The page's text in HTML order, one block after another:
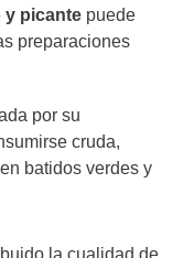
y picante puede
preparaciones
por su
cruda,
batidos verdes y